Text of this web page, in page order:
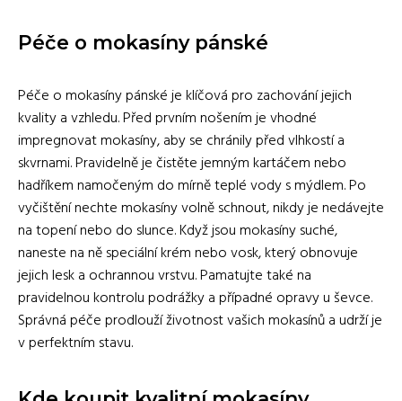
Péče o mokasíny pánské
Péče o mokasíny pánské je klíčová pro zachování jejich
kvality a vzhledu. Před prvním nošením je vhodné
impregnovat mokasíny, aby se chránily před vlhkostí a
skvrnami. Pravidelně je čistěte jemným kartáčem nebo
hadříkem namočeným do mírně teplé vody s mýdlem. Po
vyčištění nechte mokasíny volně schnout, nikdy je nedávejte
na topení nebo do slunce. Když jsou mokasíny suché,
naneste na ně speciální krém nebo vosk, který obnovuje
jejich lesk a ochrannou vrstvu. Pamatujte také na
pravidelnou kontrolu podrážky a případné opravy u ševce.
Správná péče prodlouží životnost vašich mokasínů a udrží je
v perfektním stavu.